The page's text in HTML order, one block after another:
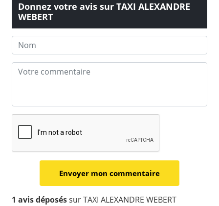
Donnez votre avis sur TAXI ALEXANDRE
WEBERT
1 avis déposéssur TAXI ALEXANDRE WEBERT